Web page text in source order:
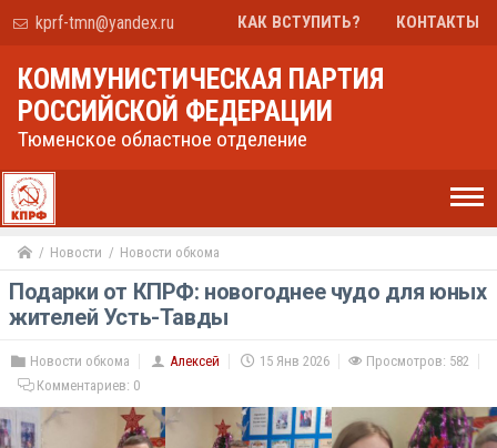
kprf-tmn@yandex.ru КАК ВСТУПИТЬ? КОНТАКТЫ
КОММУНИСТИЧЕСКАЯ ПАРТИЯ
РОССИЙСКОЙ ФЕДЕРАЦИИ
Тюменское областное отделение
Новости Новости обкома
Подарки от КПРФ: новогоднее чудо для юных
жителей Усть-Тавды
Новости обкома Алексей 15 Янв 2026
Просмотров: 582
Комментариев: 0